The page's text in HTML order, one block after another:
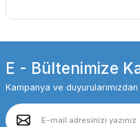
E - Bültenimize
Kampanya ve